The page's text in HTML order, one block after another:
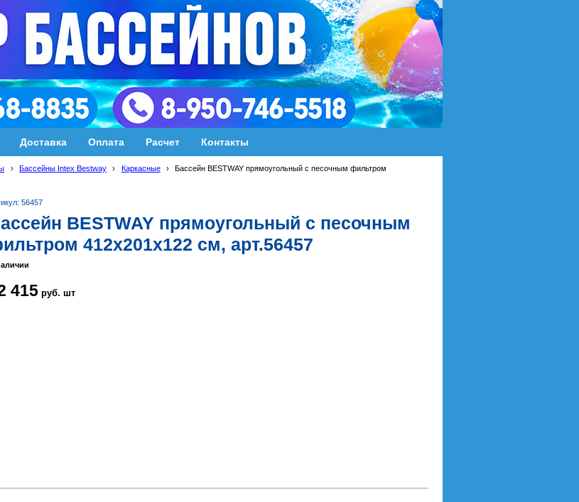
Доставка Оплата Расчет Контакты
› Бассейны Intex Bestway › Каркасные ›
Бассейн BESTWAY прямоугольный c песочным фильтром
56457
BESTWAY прямоугольный c песочным
412х201х122 см, арт.56457
415 руб. шт